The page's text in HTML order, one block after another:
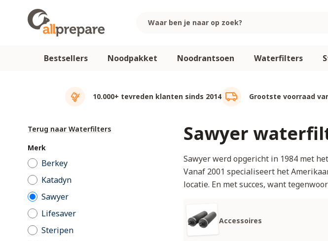
Bestsellers Noodpakket Noodrantsoen Waterfilters
10.000+ tevreden klanten sinds 2014 Grootste voorraad
Terug naar Waterfilters
Merk
Berkey
Katadyn
Sawyer
Lifesaver
Steripen
Sawyer
Sawyer werd opgericht in 1984 met
Vanaf 2001 specialiseert het
locatie. En met succes, want
Accessoires